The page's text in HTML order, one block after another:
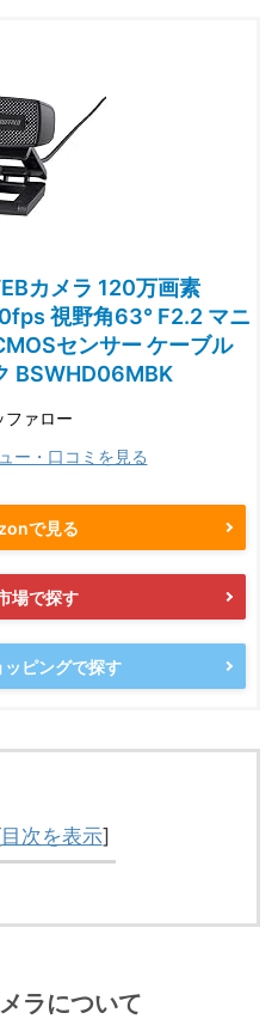
カメラ 120万画素
視野角63° F2.2 マニ
センサー ケーブル
BSWHD06MBK
ファロー
ー・口コミを見る
で見る
場で探す
ピングで探す
目次を表示]
ラについて